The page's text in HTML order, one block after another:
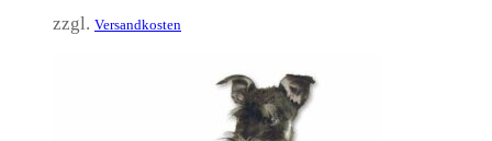
zzgl. Versandkosten